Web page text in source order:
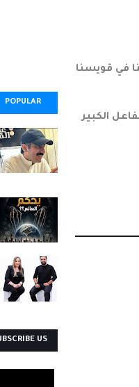
في قويسنا
الكبير
POPULAR
US